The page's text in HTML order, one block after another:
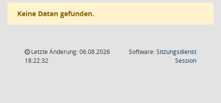
Keine Daten gefunden.
Letzte Änderung: 06.08.2026
18:22:32
Software:Sitzungsdienst
Session(Wird in